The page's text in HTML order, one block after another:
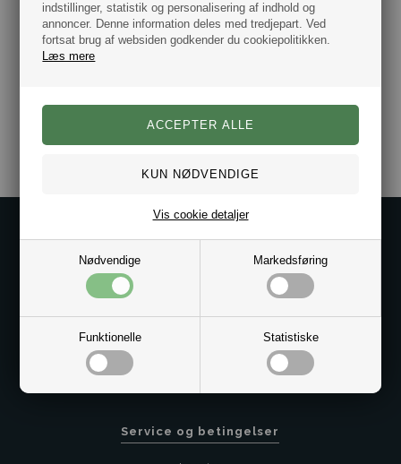
indstillinger, statistik og personalisering af indhold og
annoncer. Denne information deles med tredjepart. Ved
fortsat brug af websiden godkender du cookiepolitikken.
Læs mere
Nødvendige Markedsføring
Funktionelle Statistiske
Vis cookie detaljer
Leveres i flot gaveæske.
Dag til dag levering.
Knude mål: Bredde 12,5 mm, højde 7,7mm.
Samlet højde: 26mm.
Kundeservice@bestman.dk
Service og betingelser